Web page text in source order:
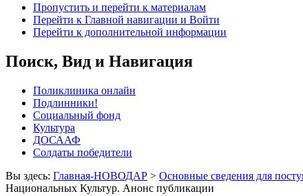
Пропустить и перейти к материалам
Перейти к Главной навигации и Войти
Перейти к дополнительной информации
Поиск, Вид и Навигация
Поликлиника онлайн
Подлинники!
Социальный фонд
Культура
ДОСААФ
Солдаты победители
Вы здесь: Главная-НОВОДАР > Основные сведения для
Национальных Культур. Анонс публикации